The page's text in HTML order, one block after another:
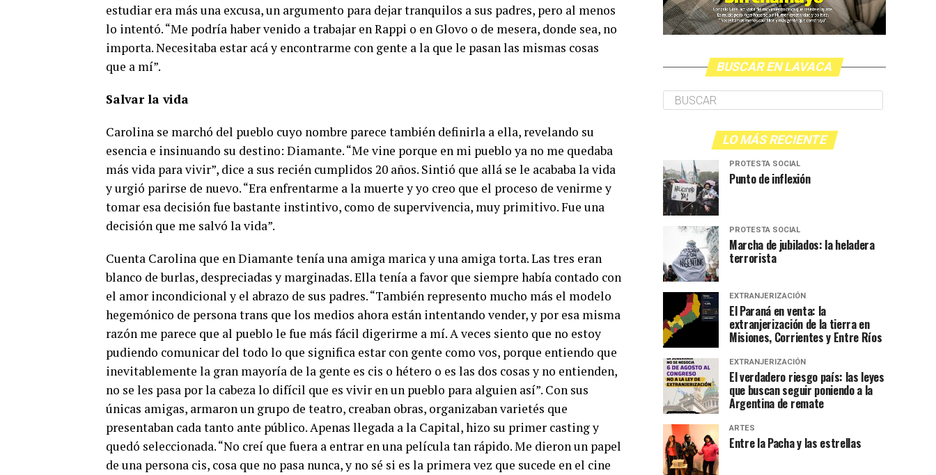
estudiar era más una excusa, un argumento para dejar tranquilos a sus padres, pero al menos
lo intentó. “Me podría haber venido a trabajar en Rappi o en Glovo o de mesera, donde sea, no
importa. Necesitaba estar acá y encontrarme con gente a la que le pasan las mismas cosas
que a mí”.
Salvar la vida
Carolina se marchó del pueblo cuyo nombre parece también definirla a ella, revelando su
esencia e insinuando su destino: Diamante. “Me vine porque en mi pueblo ya no me quedaba
más vida para vivir”, dice a sus recién cumplidos 20 años. Sintió que allá se le acababa la vida
y urgió parirse de nuevo. “Era enfrentarme a la muerte y yo creo que el proceso de venirme y
tomar esa decisión fue bastante instintivo, como de supervivencia, muy primitivo. Fue una
decisión que me salvó la vida”.
Cuenta Carolina que en Diamante tenía una amiga marica y una amiga torta. Las tres eran
blanco de burlas, despreciadas y marginadas. Ella tenía a favor que siempre había contado con
el amor incondicional y el abrazo de sus padres. “También represento mucho más el modelo
hegemónico de persona trans que los medios ahora están intentando vender, y por esa misma
razón me parece que al pueblo le fue más fácil digerirme a mí. A veces siento que no estoy
pudiendo comunicar del todo lo que significa estar con gente como vos, porque entiendo que
inevitablemente la gran mayoría de la gente es cis o hétero o es las dos cosas y no entienden,
no se les pasa por la cabeza lo difícil que es vivir en un pueblo para alguien así”. Con sus
únicas amigas, armaron un grupo de teatro, creaban obras, organizaban varietés que
presentaban cada tanto ante público. Apenas llegada a la Capital, hizo su primer casting y
quedó seleccionada. “No creí que fuera a entrar en una película tan rápido. Me dieron un papel
de una persona cis, cosa que no pasa nunca, y no sé si es la primera vez que sucede en el cine
BUSCAR EN LAVACA
LO MÁS RECIENTE
PROTESTA SOCIAL
Punto de inflexión
PROTESTA SOCIAL
Marcha de jubilados: la heladera
terrorista
EXTRANJERIZACIÓN
El Paraná en venta: la
extranjerización de la tierra en
Misiones, Corrientes y Entre Ríos
EXTRANJERIZACIÓN
El verdadero riesgo país: las leyes
que buscan seguir poniendo a la
Argentina de remate
ARTES
Entre la Pacha y las estrellas